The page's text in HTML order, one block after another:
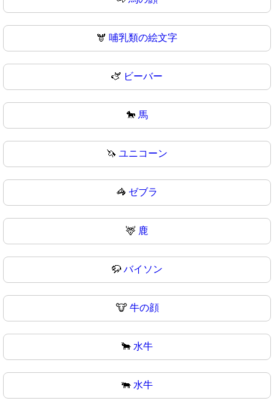
🫎 哺乳類の絵文字
🫏 ビーバー
🐎 馬
🦄 ユニコーン
🦓 ゼブラ
🦌 鹿
🦬 バイソン
🐮 牛の顔
🐂 水牛
🐃 水牛